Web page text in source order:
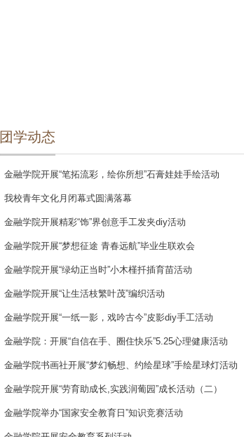
团学动态
金融学院开展“笔拓流彩，绘你所想”石膏娃娃手绘活动
我校青年文化月闭幕式圆满落幕
金融学院开展精彩“饰”界创意手工发夹diy活动
金融学院开展“梦想征途 青春远航”毕业生联欢会
金融学院开展“绿幼正当时”小木槿扦插育苗活动
金融学院开展“让生活枝繁叶茂”编织活动
金融学院开展“一纸一影，戏吟古今”皮影diy手工活动
金融学院：开展“自信在手、圈住快乐”5.25心理健康活动
金融学院书画社开展“梦幻畅想、约绘星球”手绘星球灯活动
金融学院开展“劳育助成长,实践润葡园”成长活动（二）
金融学院举办“国家安全教育日”知识竞赛活动